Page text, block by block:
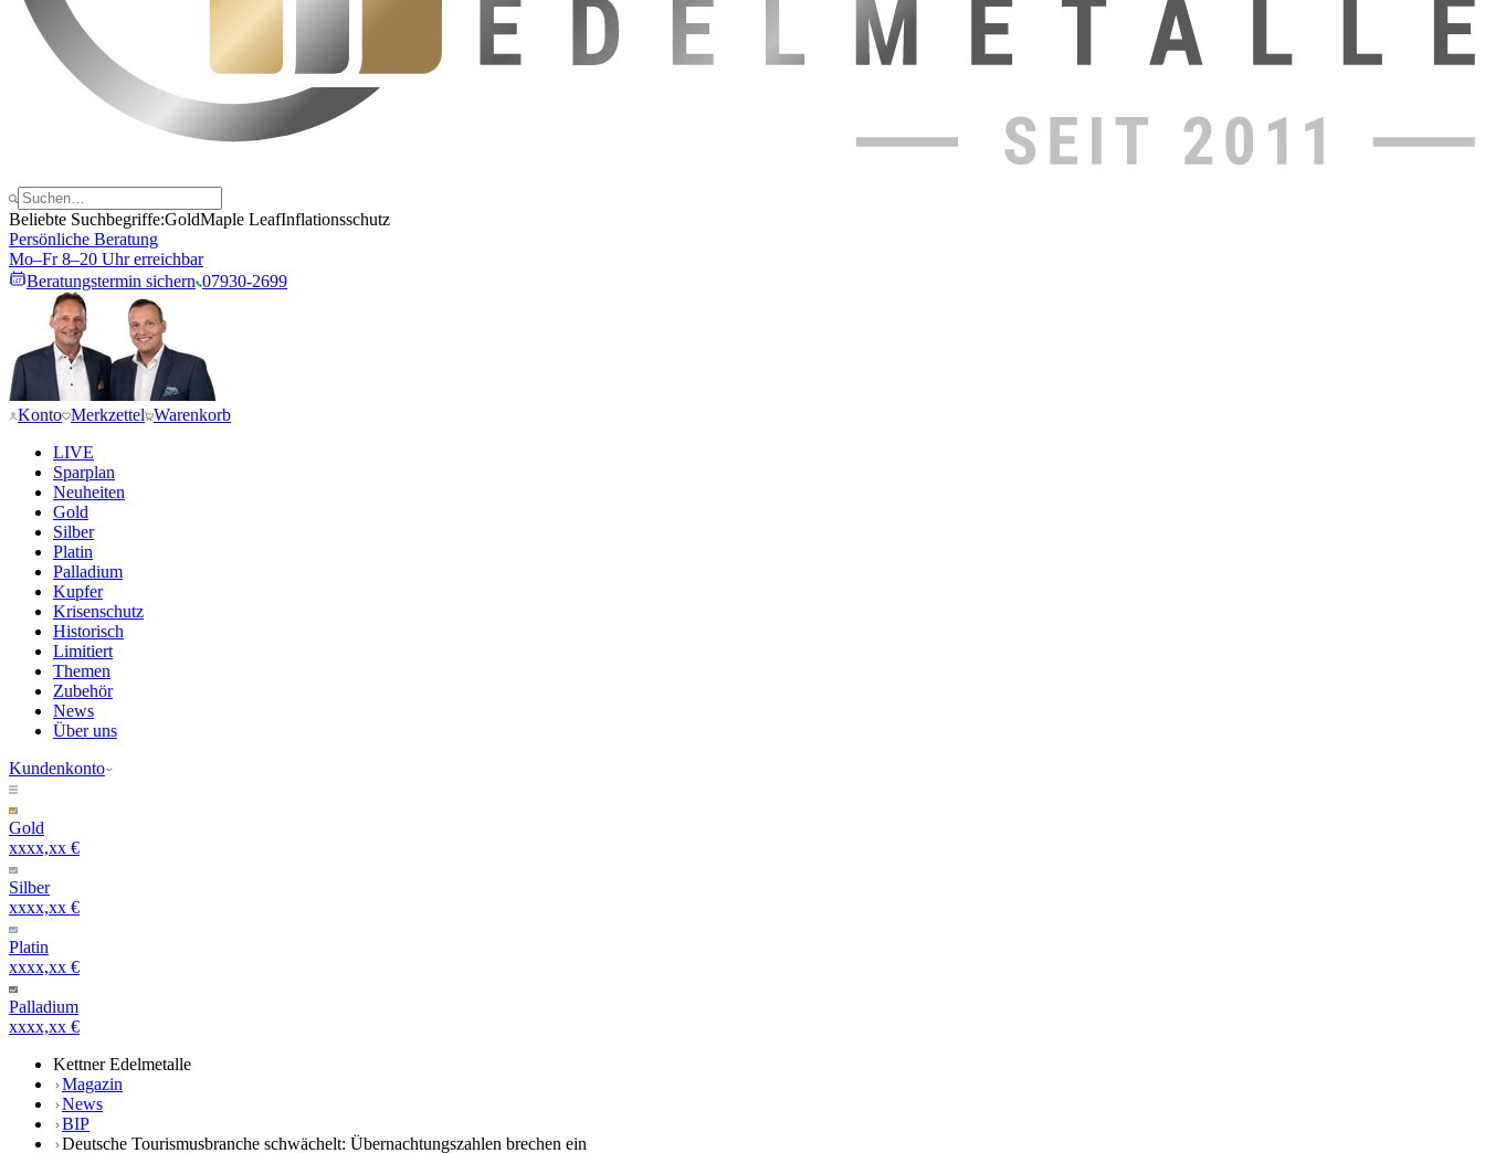
Beliebte Suchbegriffe:GoldMaple LeafInflationsschutz
Persönliche Beratung
Mo–Fr 8–20 Uhr erreichbar
Beratungstermin sichern 07930-2699
Konto Merkzettel Warenkorb
LIVE
Sparplan
Neuheiten
Gold
Silber
Platin
Palladium
Kupfer
Krisenschutz
Historisch
Limitiert
Themen
Zubehör
News
Über uns
Kundenkonto
Gold
xxxx,xx €
Silber
xxxx,xx €
Platin
xxxx,xx €
Palladium
xxxx,xx €
Kettner Edelmetalle
Magazin
News
BIP
Deutsche Tourismusbranche schwächelt: Übernachtungszahlen brechen ein